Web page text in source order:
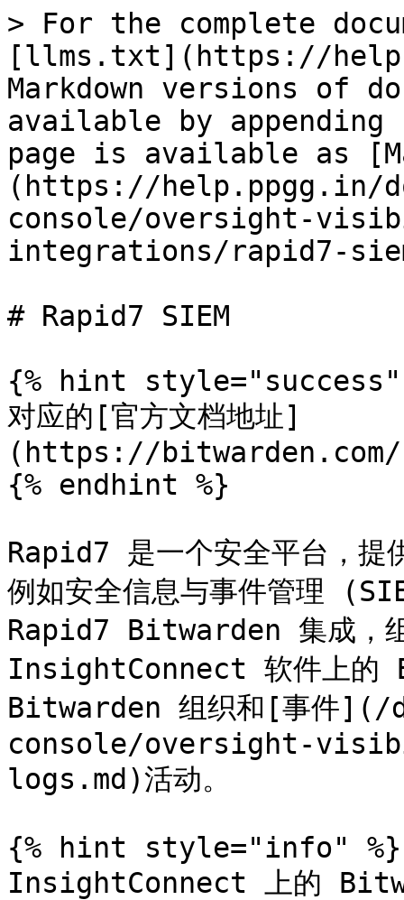
> For the complete
[llms.txt](https://
Markdown versions of
available by
page is available as
(https://help.ppgg.in/
console/oversight-
integrations/rapid7-
# Rapid7 SIEM
{% hint style="success"
对应的[官方文档地址]
(https://
{% endhint %}
Rapid7 是一个安全平台，提
例如安全信息与事件管理
Rapid7 Bitwarden 集成，
InsightConnect 软件上的
Bitwarden 组织和[事件](/
console/oversight-
logs.md)活动。
{% hint style="info" %}
InsightConnect 上的